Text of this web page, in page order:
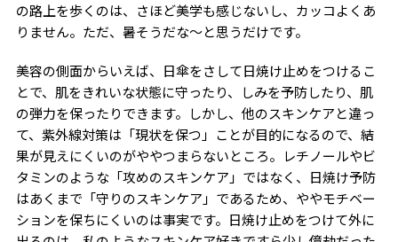
の路上を歩くのは、さほど美学も感じないし、カッコよくあ
りません。ただ、暑そうだな〜と思うだけです。
美容の側面からいえば、日傘をさして日焼け止めをつけるこ
とで、肌をきれいな状態に守ったり、しみを予防したり、肌
の弾力を保ったりできます。しかし、他のスキンケアと違っ
て、紫外線対策は「現状を保つ」ことが目的になるので、結
果が見えにくいのがややつまらないところ。レチノールやビ
タミンのような「攻めのスキンケア」ではなく、日焼け予防
はあくまで「守りのスキンケア」であるため、ややモチベー
ションを保ちにくいのは事実です。日焼け止めをつけて外に